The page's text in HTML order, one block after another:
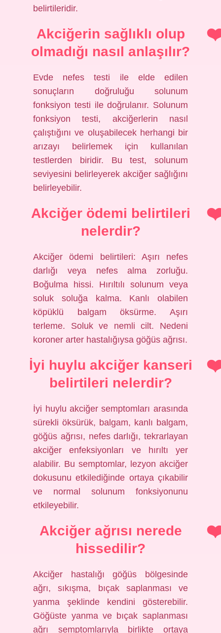
belirtileridir.
Akciğerin sağlıklı olup
olmadığı nasıl anlaşılır?
Evde nefes testi ile elde edilen
sonuçların doğruluğu solunum
fonksiyon testi ile doğrulanır. Solunum
fonksiyon testi, akciğerlerin nasıl
çalıştığını ve oluşabilecek herhangi bir
arızayı belirlemek için kullanılan
testlerden biridir. Bu test, solunum
seviyesini belirleyerek akciğer sağlığını
belirleyebilir.
Akciğer ödemi belirtileri
nelerdir?
Akciğer ödemi belirtileri: Aşırı nefes
darlığı veya nefes alma zorluğu.
Boğulma hissi. Hırıltılı solunum veya
soluk soluğa kalma. Kanlı olabilen
köpüklü balgam öksürme. Aşırı
terleme. Soluk ve nemli cilt. Nedeni
koroner arter hastalığıysa göğüs ağrısı.
İyi huylu akciğer kanseri
belirtileri nelerdir?
İyi huylu akciğer semptomları arasında
sürekli öksürük, balgam, kanlı balgam,
göğüs ağrısı, nefes darlığı, tekrarlayan
akciğer enfeksiyonları ve hırıltı yer
alabilir. Bu semptomlar, lezyon akciğer
dokusunu etkilediğinde ortaya çıkabilir
ve normal solunum fonksiyonunu
etkileyebilir.
Akciğer ağrısı nerede
hissedilir?
Akciğer hastalığı göğüs bölgesinde
ağrı, sıkışma, bıçak saplanması ve
yanma şeklinde kendini gösterebilir.
Göğüste yanma ve bıçak saplanması
ağrı semptomlarıyla birlikte ortaya